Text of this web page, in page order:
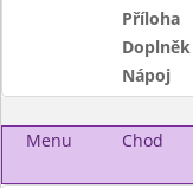
Příloha
Doplněk
Nápoj
Menu Chod